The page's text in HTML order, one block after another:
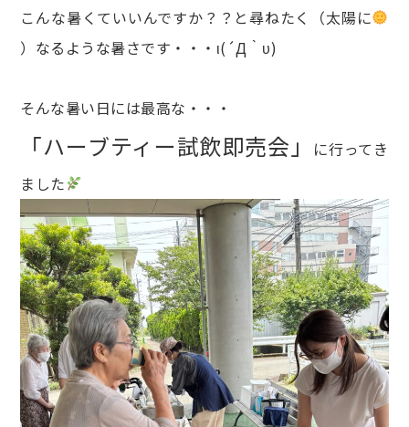
こんな暑くていいんですか？？と尋ねたく（太陽に
）なるような暑さです・・・ι(´Д｀υ)
そんな暑い日には最高な・・・
「ハーブティー試飲即売会」
に行ってき
ました